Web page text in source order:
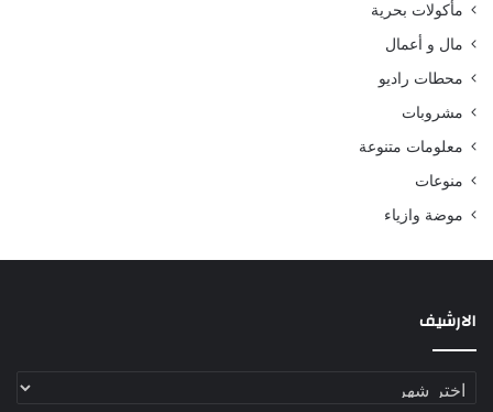
مأكولات بحرية
مال و أعمال
محطات راديو
مشروبات
معلومات متنوعة
منوعات
موضة وازياء
الارشيف
الارشيف